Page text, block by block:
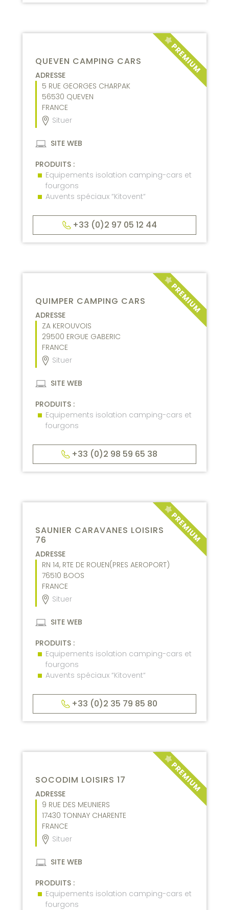
QUEVEN CAMPING CARS
ADRESSE
5 RUE GEORGES CHARPAK
56530 QUEVEN
FRANCE
Situer
SITE WEB
PRODUITS :
Equipements isolation camping-cars et
fourgons
Auvents spéciaux “Kitovent“
+33 (0)2 97 05 12 44
QUIMPER CAMPING CARS
ADRESSE
ZA KEROUVOIS
29500 ERGUE GABERIC
FRANCE
Situer
SITE WEB
PRODUITS :
Equipements isolation camping-cars et
fourgons
+33 (0)2 98 59 65 38
SAUNIER CARAVANES LOISIRS
76
ADRESSE
RN 14, RTE DE ROUEN(PRES AEROPORT)
76510 BOOS
FRANCE
Situer
SITE WEB
PRODUITS :
Equipements isolation camping-cars et
fourgons
Auvents spéciaux “Kitovent“
+33 (0)2 35 79 85 80
SOCODIM LOISIRS 17
ADRESSE
9 RUE DES MEUNIERS
17430 TONNAY CHARENTE
FRANCE
Situer
SITE WEB
PRODUITS :
Equipements isolation camping-cars et
fourgons